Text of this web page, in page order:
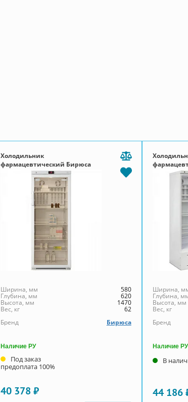
Холодильник
фармацевтический Бирюса
Ширина, мм 580
Глубина, мм 620
Высота, мм 1470
Вес, кг
62
Бренд
Бирюса
Наличие РУ
Под заказ
предоплата 100%
40 378 ₽
350К-G
Ширина,
Глубина,
Высота, мм
Вес, кг
Бренд
Наличие РУ
В
44 186